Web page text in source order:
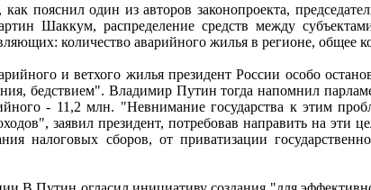
пояснил один из авторов законопроекта,
Шаккум, распределение средств между
количество аварийного жилья в регионе, общее
и ветхого жилья президент России особо
бедствием". Владимир Путин тогда напомнил
- 11,2 млн. "Невнимание государства к этим
заявил президент, потребовав направить на
налоговых сборов, от приватизации